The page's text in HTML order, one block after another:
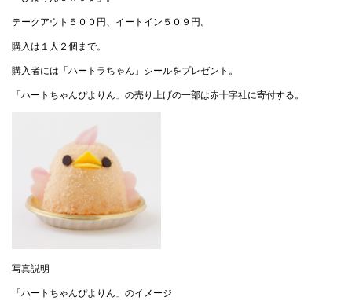
テークアウト５００円、イートイン５０９円。
購入は１人２個まで。
購入者には「ハートラちゃん」シールをプレゼント。
「ハートちゃんぴよりん」の売り上げの一部は赤十字社に寄付する。
写真説明
「ハートちゃんぴよりん」のイメージ